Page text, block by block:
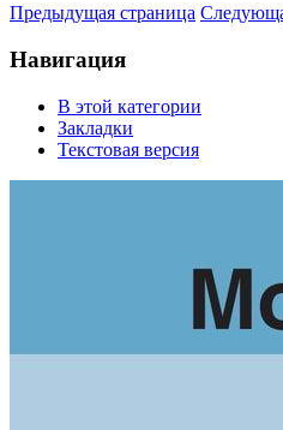
Предыдущая страница
Навигация
В этой категории
Закладки
Текстовая версия